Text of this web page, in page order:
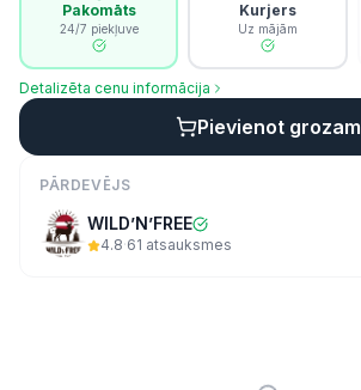
Pakomāts
24/7 piekļuve
Kurjers
Uz mājām
Detalizēta cenu informācija
Pievienot grozam
PĀRDEVĒJS
WILD’N’FREE
4.8·61 atsauksmes